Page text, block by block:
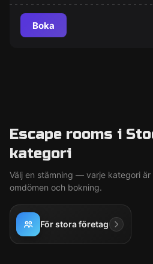
Boka
Escape rooms i
kategori
Välj en stämning — varje kategori är
omdömen och bokning.
För stora företag